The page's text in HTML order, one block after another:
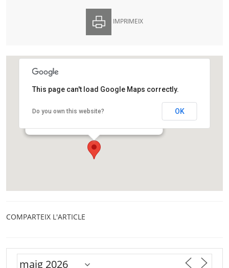
IMPRIMEIX
Edifici Històric de la Universitat de Barcelona
Gran Via de les Corts Catalanes, 585
This page can't load Google Maps correctly.
Do you own this website? OK
COMPARTEIX L'ARTICLE